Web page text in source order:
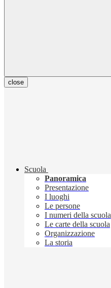
close
Scuola
Panoramica
Presentazione
I luoghi
Le persone
I numeri della scuola
Le carte della scuola
Organizzazione
La storia